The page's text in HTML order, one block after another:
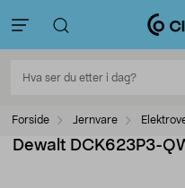
Forside Jernvare
Dewalt DCK623P3-